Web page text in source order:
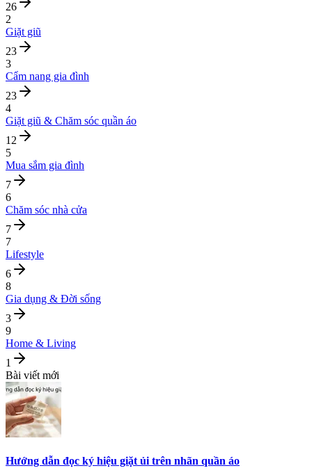
26
2
Giặt giũ
23
3
Cẩm nang gia đình
23
4
Giặt giũ & Chăm sóc quần áo
12
5
Mua sắm gia đình
7
6
Chăm sóc nhà cửa
7
7
Lifestyle
6
8
Gia dụng & Đời sống
3
9
Home & Living
1
Bài viết mới
Hướng dẫn đọc ký hiệu giặt ủi trên nhãn quần áo